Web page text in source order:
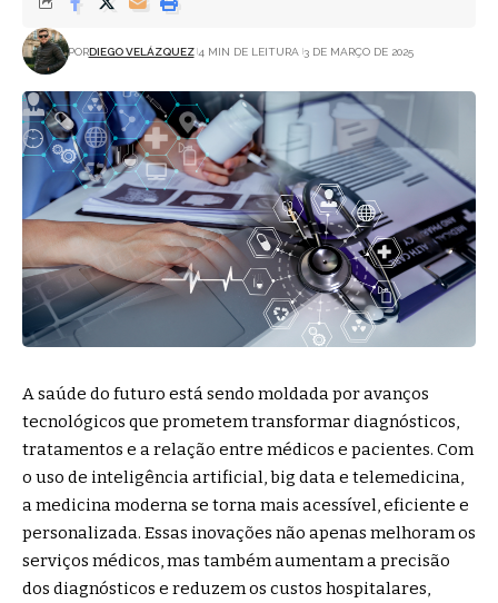
PORDIEGO VELÁZQUEZ 4 MIN DE LEITURA 3 DE MARÇO DE 2025
A saúde do futuro está sendo moldada por avanços
tecnológicos que prometem transformar diagnósticos,
tratamentos e a relação entre médicos e pacientes. Com
o uso de inteligência artificial, big data e telemedicina,
a medicina moderna se torna mais acessível, eficiente e
personalizada. Essas inovações não apenas melhoram os
serviços médicos, mas também aumentam a precisão
dos diagnósticos e reduzem os custos hospitalares,